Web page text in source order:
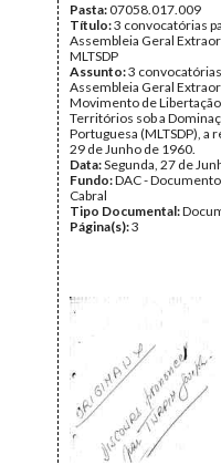
Pasta:07058.017.009
Título:3 convocatórias
Assembleia Geral
MLTSDP
Assunto:3
Assembleia Geral
Movimento de
Territórios sob a
Portuguesa (MLTSDP), a
29 de Junho de 1960.
Data:Segunda, 27 de
Fundo:DAC -
Cabral
Tipo Documental:
Página(s):3